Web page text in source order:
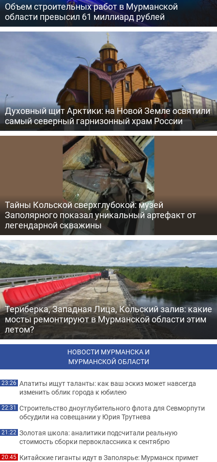
Объем строительных работ в Мурманской
области превысил 61 миллиард рублей
Духовный щит Арктики: на Новой Земле освятили
самый северный гарнизонный храм России
Тайны Кольской сверхглубокой: музей
Заполярного показал уникальный артефакт от
легендарной скважины
Териберка, Западная Лица, Кольский залив: какие
мосты ремонтируют в Мурманской области этим
летом?
НОВОСТИ МУРМАНСКА И
МУРМАНСКОЙ ОБЛАСТИ
23:26 Апатиты ищут таланты: как ваш эскиз может навсегда
изменить облик города к юбилею
22:31 Строительство дноуглубительного флота для Севморпути
обсудили на совещании у Юрия Трутнева
21:22 Золотая школа: аналитики подсчитали реальную
стоимость сборки первоклассника к сентябрю
20:45 Китайские гиганты идут в Заполярье: Мурманск примет